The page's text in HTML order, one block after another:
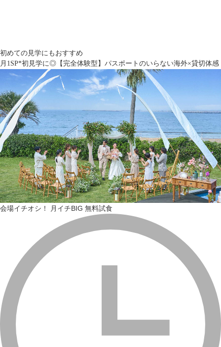
初めての見学にもおすすめ
月1SP*初見学に◎【完全体験型】パスポートのいらない海外×貸切体感
会場イチオシ！ 月イチBIG 無料試食